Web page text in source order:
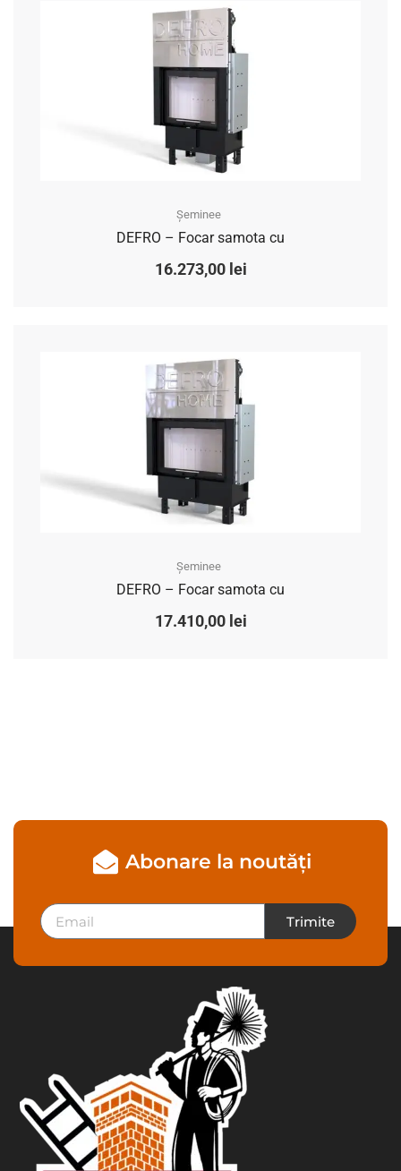
Șeminee
DEFRO – Focar samota cu
16.273,00 lei
Șeminee
DEFRO – Focar samota cu
17.410,00 lei
Abonare la noutăți
Trimite